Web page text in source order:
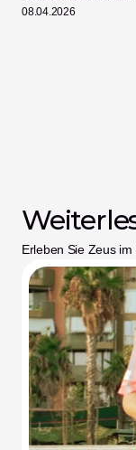
08.04.2026
Erleben Sie Zeus